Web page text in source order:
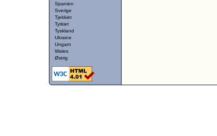
Spanien
Sverige
Tjekkiet
Tyrkiet
Tyskland
Ukraine
Ungarn
Wales
Østrig